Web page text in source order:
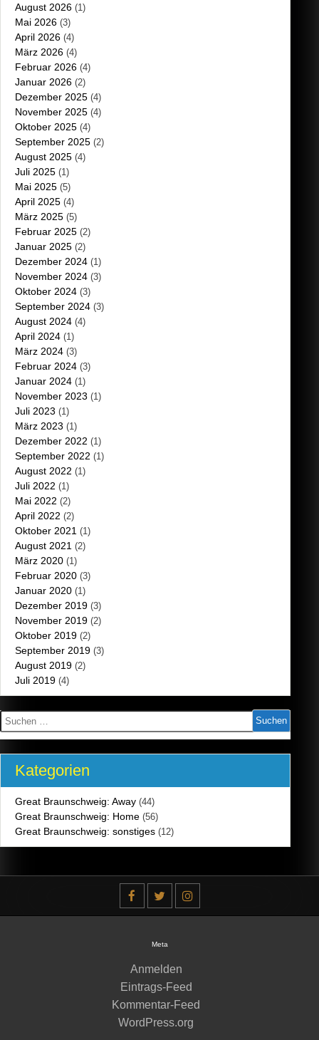
August 2026 (1)
Mai 2026 (3)
April 2026 (4)
März 2026 (4)
Februar 2026 (4)
Januar 2026 (2)
Dezember 2025 (4)
November 2025 (4)
Oktober 2025 (4)
September 2025 (2)
August 2025 (4)
Juli 2025 (1)
Mai 2025 (5)
April 2025 (4)
März 2025 (5)
Februar 2025 (2)
Januar 2025 (2)
Dezember 2024 (1)
November 2024 (3)
Oktober 2024 (3)
September 2024 (3)
August 2024 (4)
April 2024 (1)
März 2024 (3)
Februar 2024 (3)
Januar 2024 (1)
November 2023 (1)
Juli 2023 (1)
März 2023 (1)
Dezember 2022 (1)
September 2022 (1)
August 2022 (1)
Juli 2022 (1)
Mai 2022 (2)
April 2022 (2)
Oktober 2021 (1)
August 2021 (2)
März 2020 (1)
Februar 2020 (3)
Januar 2020 (1)
Dezember 2019 (3)
November 2019 (2)
Oktober 2019 (2)
September 2019 (3)
August 2019 (2)
Juli 2019 (4)
Suchen
nach:
Kategorien
Great Braunschweig: Away (44)
Great Braunschweig: Home (56)
Great Braunschweig: sonstiges (12)
Meta
Anmelden
Eintrags-Feed
Kommentar-Feed
WordPress.org